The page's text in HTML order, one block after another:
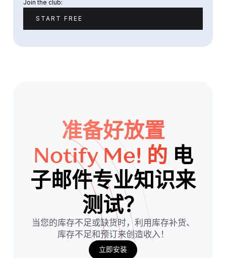
Join the club:
START FREE
准备好放置
Notify Me! 的 电
子邮件专业知识来
测试？
当您的库存不足或缺货时，利用库存补货、
库存不足和预订来创造收入！
立即安装